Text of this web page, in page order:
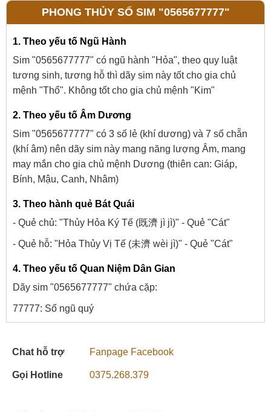
PHONG THỦY SỐ SIM "0565677777"
1. Theo yếu tố Ngũ Hành
Sim "0565677777" có ngũ hành "Hỏa", theo quy luật
tương sinh, tương hỗ thì dãy sim này tốt cho gia chủ
mệnh "Thổ". Không tốt cho gia chủ mệnh "Kim"
2. Theo yếu tố Âm Dương
Sim "0565677777" có 3 số lẻ (khí dương) và 7 số chẵn
(khí âm) nên dãy sim này mang năng lượng Âm, mang
may mắn cho gia chủ mệnh Dương (thiên can: Giáp,
Bính, Mậu, Canh, Nhâm)
3. Theo hành quẻ Bát Quái
- Quẻ chủ: "Thủy Hỏa Ký Tế (既濟 jì jì)" - Quẻ "Cát"
- Quẻ hỗ: "Hỏa Thủy Vị Tế (未濟 wèi jì)" - Quẻ "Cát"
4. Theo yếu tố Quan Niệm Dân Gian
Dãy sim "0565677777" chứa cặp:
77777: Số ngũ quý
Chat hỗ trợ Fanpage Facebook
Gọi Hotline 0375.268.379